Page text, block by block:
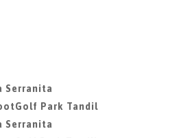
Serranita
Park Tandil
Serranita